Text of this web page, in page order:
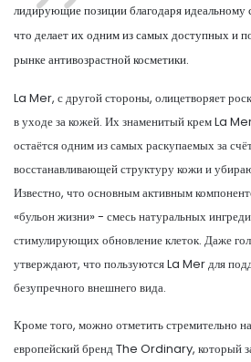
лидирующие позиции благодаря идеальному
что делает их одним из самых доступных и
рынке антивозрастной косметики.
La Mer, с другой стороны, олицетворяет
в уходе за кожей. Их знаменитый крем La
остаётся одним из самых раскупаемых за
восстанавливающей структуру кожи и
Известно, что основным активным
«бульон жизни» - смесь натуральных
стимулирующих обновление клеток. Даже
утверждают, что пользуются La Mer для
безупречного внешнего вида.
Кроме того, можно отметить стремительно
европейский бренд The Ordinary, который